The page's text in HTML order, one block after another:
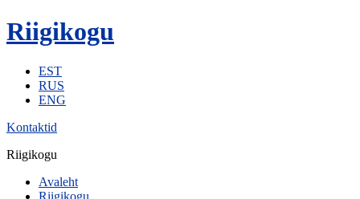
Riigikogu
EST
RUS
ENG
Kontaktid
Riigikogu
Avaleht
Riigikogu